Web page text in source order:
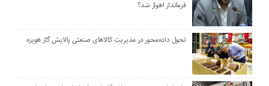
فرماندار اهواز شد؟
تحول داده‌محور در مدیریت کالاهای صنعتی پالایش گاز هویزه